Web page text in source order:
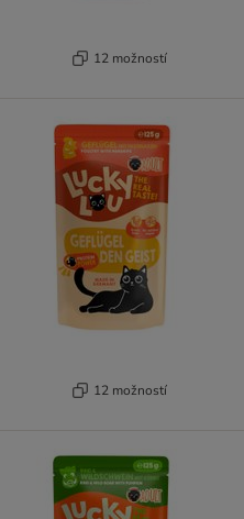
12 možností
12 možností